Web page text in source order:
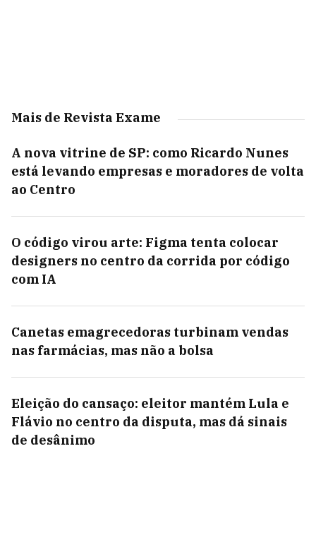
Mais de Revista Exame
A nova vitrine de SP: como Ricardo Nunes
está levando empresas e moradores de volta
ao Centro
O código virou arte: Figma tenta colocar
designers no centro da corrida por código
com IA
Canetas emagrecedoras turbinam vendas
nas farmácias, mas não a bolsa
Eleição do cansaço: eleitor mantém Lula e
Flávio no centro da disputa, mas dá sinais
de desânimo